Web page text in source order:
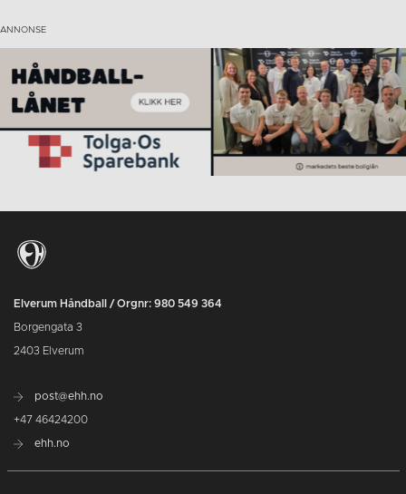
Elverum Håndball / Orgnr: 980 549 364
Borgengata 3
2403 Elverum
post@ehh.no
+47 46424200
ehh.no